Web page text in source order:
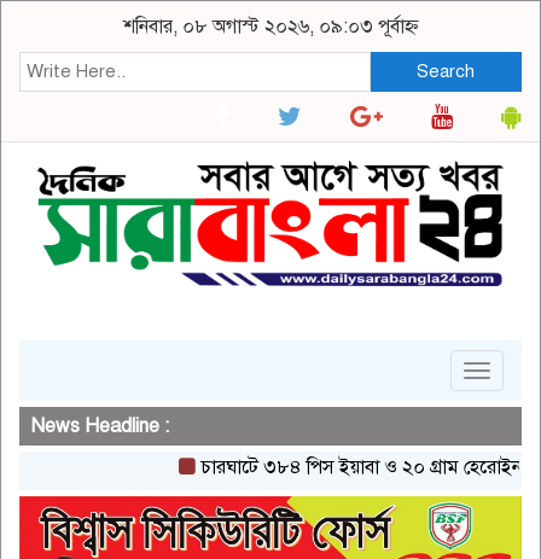
শনিবার, ০৮ অগাস্ট ২০২৬, ০৯:০৩ পূর্বাহ্ন
Search
Toggle
News Headline :
চারঘাটে ৩৮৪ পিস ইয়াবা ও ২০ গ্রাম হেরোইনসহ